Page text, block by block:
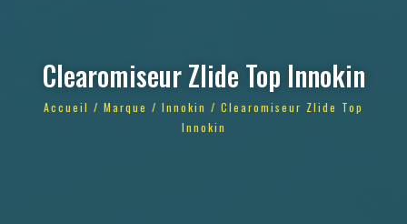
Clearomiseur Zlide Top Innokin
Accueil / Marque / Innokin / Clearomiseur Zlide Top
Innokin